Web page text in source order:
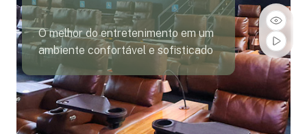
O melhor do entretenimento em um
ambiente confortável e sofisticado